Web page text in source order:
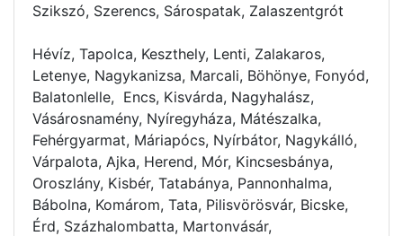
Szikszó, Szerencs, Sárospatak, Zalaszentgrót
Hévíz, Tapolca, Keszthely, Lenti, Zalakaros,
Letenye, Nagykanizsa, Marcali, Böhönye, Fonyód,
Balatonlelle, Encs, Kisvárda, Nagyhalász,
Vásárosnamény, Nyíregyháza, Mátészalka,
Fehérgyarmat, Máriapócs, Nyírbátor, Nagykálló,
Várpalota, Ajka, Herend, Mór, Kincsesbánya,
Oroszlány, Kisbér, Tatabánya, Pannonhalma,
Bábolna, Komárom, Tata, Pilisvörösvár, Bicske,
Érd, Százhalombatta, Martonvásár,